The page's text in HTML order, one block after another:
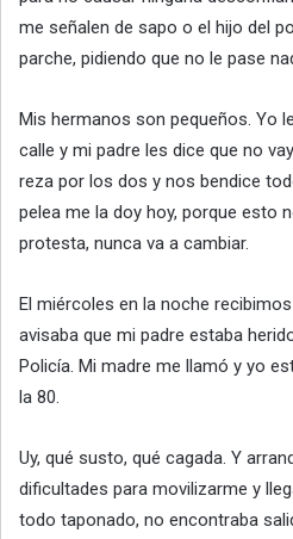
me señalen de sapo o el hijo del
parche, pidiendo que no le pase
Mis hermanos son pequeños. Yo
calle y mi padre les dice que no
reza por los dos y nos bendice
pelea me la doy hoy, porque esto
protesta, nunca va a cambiar.
El miércoles en la noche
avisaba que mi padre estaba
Policía. Mi madre me llamó y yo
la 80.
Uy, qué susto, qué cagada. Y
dificultades para movilizarme y
todo taponado, no encontraba